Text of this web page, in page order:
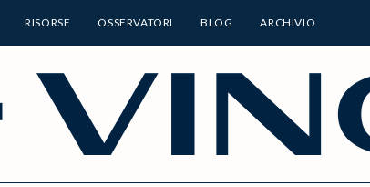
RISORSE OSSERVATORI BLOG ARCHIVIO